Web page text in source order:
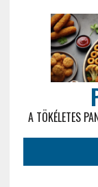
A TÖKÉLETES